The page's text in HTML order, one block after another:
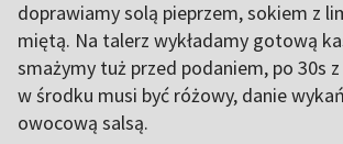
doprawiamy solą pieprzem, sokiem z
miętą. Na talerz wykładamy gotową
smażymy tuż przed podaniem, po 30s
w środku musi być różowy, danie
owocową salsą.